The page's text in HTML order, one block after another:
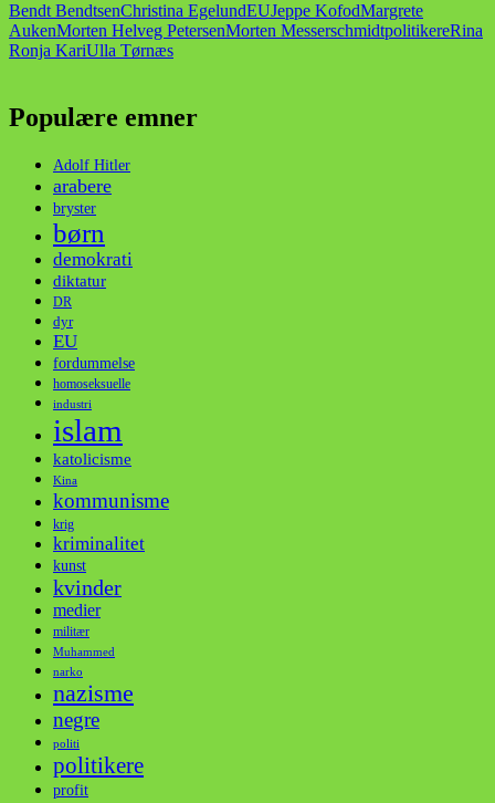
Bendt BendtsenChristina EgelundEUJeppe KofodMargrete
AukenMorten Helveg PetersenMorten MesserschmidtpolitikereRina
Ronja KariUlla Tørnæs
Populære emner
Adolf Hitler
arabere
bryster
børn
demokrati
diktatur
DR
dyr
EU
fordummelse
homoseksuelle
industri
islam
katolicisme
Kina
kommunisme
krig
kriminalitet
kunst
kvinder
medier
militær
Muhammed
narko
nazisme
negre
politi
politikere
profit